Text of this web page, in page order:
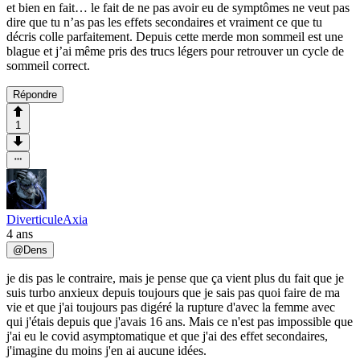
et bien en fait… le fait de ne pas avoir eu de symptômes ne veut pas
dire que tu n’as pas les effets secondaires et vraiment ce que tu
décris colle parfaitement. Depuis cette merde mon sommeil est une
blague et j’ai même pris des trucs légers pour retrouver un cycle de
sommeil correct.
Répondre
1
DiverticuleAxia
4 ans
@ Dens
je dis pas le contraire, mais je pense que ça vient plus du fait que je
suis turbo anxieux depuis toujours que je sais pas quoi faire de ma
vie et que j'ai toujours pas digéré la rupture d'avec la femme avec
qui j'étais depuis que j'avais 16 ans. Mais ce n'est pas impossible que
j'ai eu le covid asymptomatique et que j'ai des effet secondaires,
j'imagine du moins j'en ai aucune idées.